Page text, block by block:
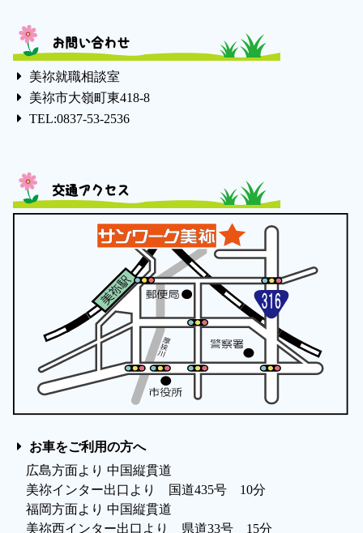
お問い合わせ
美祢就職相談室
美祢市大嶺町東418-8
TEL:0837-53-2536
交通アクセス
お車をご利用の方へ
広島方面より 中国縦貫道
美祢インター出口より 国道435号 10分
福岡方面より 中国縦貫道
美祢西インター出口より 県道33号 15分